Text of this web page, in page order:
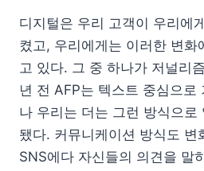
디지털은 우리 고객이 우리에
켰고, 우리에게는 이러한 변화
고 있다. 그 중 하나가 저널리
년 전 AFP는 텍스트 중심으로
나 우리는 더는 그런 방식으로
됐다. 커뮤니케이션 방식도 변
SNS에다 자신들의 의견을 말